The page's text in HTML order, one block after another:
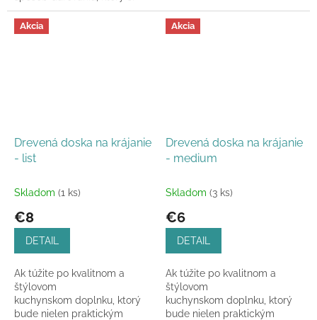
prispôsobíte podľa svojich
predstáv. Tento produkt...
Akcia
Drevená doska na krájanie
- list
Skladom (1 ks)
€8
DETAIL
Ak túžite po kvalitnom a
štýlovom
kuchynskom doplnku, ktorý
bude nielen praktickým
Akcia
Drevená doska na krájanie
- medium
Skladom (3 ks)
€6
DETAIL
Ak túžite po kvalitnom a
štýlovom
kuchynskom doplnku, ktorý
bude nielen praktickým